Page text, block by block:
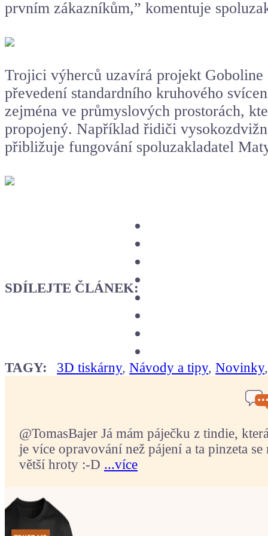
prvním zákazníkům,” komentuje
Trojici výherců uzavírá projekt
převedení standardního kruhového
zejména ve průmyslových prostorách,
propojený. Například řidiči
přibližuje fungování spoluzakladatel
SDÍLEJTE ČLÁNEK:
TAGY: 3D tiskárny,Návody a tipy,Novinky
@TomasBajer Já mám páječku z tindie,
je více opravování než pájení a ta pinzeta
větší hroty :-D ...více